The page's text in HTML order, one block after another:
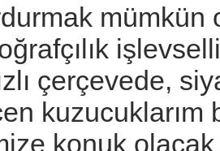
çerçevede,
kuzucuklarım
konuk